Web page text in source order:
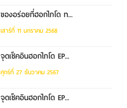
ของอร่อยที่ฮอกไกโด ท...
เสาร์ที่ 11 มกราคม 2568
จุดเช็คอินฮอกไกโด EP...
ศุกร์ที่ 27 ธันวาคม 2567
จุดเช็คอินฮอกไกโด EP...